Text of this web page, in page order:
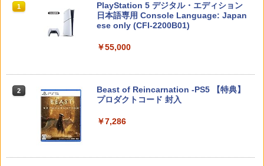
1
スプラトゥーン レイダース|オンライン
コード版
2 スプラトゥーン レイダース -Switch2
1
PlayStation 5 デジタル・エディション
日本語専用 Console Language: Japan
ese only (CFI-2200B01)
￥55,000
2
Beast of Reincarnation -PS5 【特典】
プロダクトコード 封入
￥7,286